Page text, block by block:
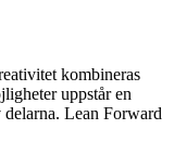
kombineras
uppstår en
Lean Forward